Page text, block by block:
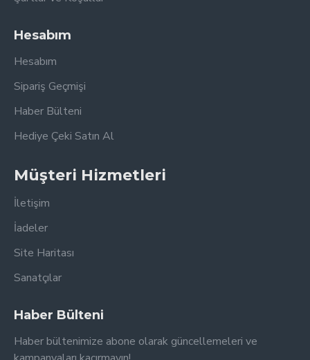
Hesabım
Hesabım
Sipariş Geçmişi
Haber Bülteni
Hediye Çeki Satın Al
Müşteri Hizmetleri
İletişim
İadeler
Site Haritası
Sanatçılar
Haber Bülteni
Haber bültenimize abone olarak güncellemeleri ve